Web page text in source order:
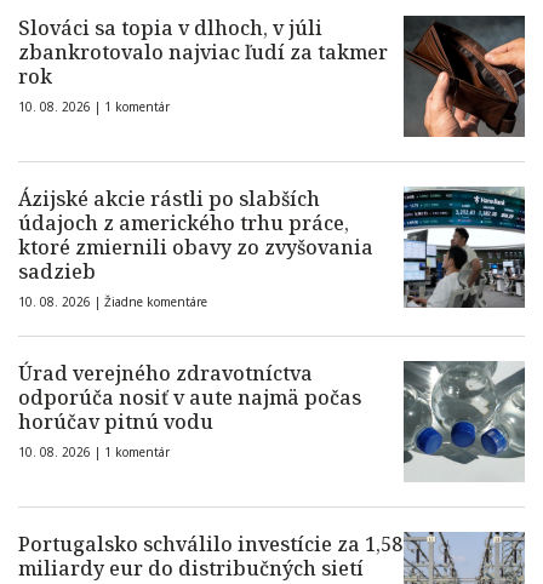
Slováci sa topia v dlhoch, v júli
zbankrotovalo najviac ľudí za takmer
rok
10. 08. 2026 | 1 komentár
Ázijské akcie rástli po slabších
údajoch z amerického trhu práce,
ktoré zmiernili obavy zo zvyšovania
sadzieb
10. 08. 2026 | Žiadne komentáre
Úrad verejného zdravotníctva
odporúča nosiť v aute najmä počas
horúčav pitnú vodu
10. 08. 2026 | 1 komentár
Portugalsko schválilo investície za 1,58
miliardy eur do distribučných sietí